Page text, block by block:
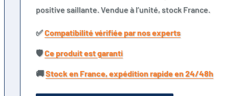
positive saillante. Vendue à l’unité, stock France.
✅​Compatibilité vérifiée par nos experts
🛡️​Ce produit est garanti
🚚​Stock en France, expédition rapide en 24/48h